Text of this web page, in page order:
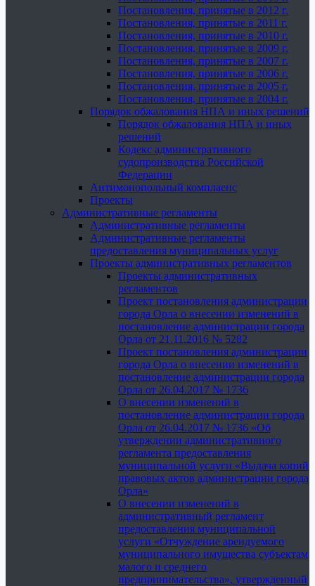
Постановления, принятые в 2012 г.
Постановления, принятые в 2011 г.
Постановления, принятые в 2010 г.
Постановления, принятые в 2009 г.
Постановления, принятые в 2007 г.
Постановления, принятые в 2006 г.
Постановления, принятые в 2005 г.
Постановления, принятые в 2004 г.
Порядок обжалования НПА и иных решений
Порядок обжалования НПА и иных
решений
Кодекс административного
судопроизводства Российской
Федерации
Антимонопольный комплаенс
Проекты
Административные регламенты
Административные регламенты
Административные регламенты
предоставления муниципальных услуг
Проекты административных регламентов
Проекты административных
регламентов
Проект постановления администрации
города Орла о внесении изменений в
постановление администрации города
Орла от 21.11.2016 № 5282
Проект постановления администрации
города Орла о внесении изменений в
постановление администрации города
Орла от 26.04.2017 № 1736
О внесении изменений в
постановление администрации города
Орла от 26.04.2017 № 1736 «Об
утверждении административного
регламента предоставления
муниципальной услуги «Выдача копий
правовых актов администрации города
Орла»
О внесении изменений в
административный регламент
предоставления муниципальной
услуги «Отчуждение арендуемого
муниципального имущества субъектам
малого и среднего
предпринимательства», утвержденный